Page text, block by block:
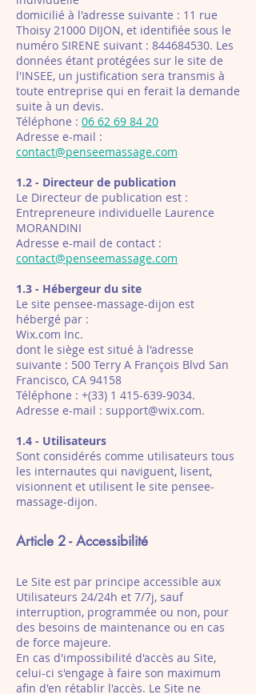
domicilié à l'adresse suivante : 11 rue
Thoisy 21000 DIJON, et identifiée sous le
numéro SIRENE suivant : 844684530. Les
données étant protégées sur le site de
l'INSEE, un justification sera transmis à
toute entreprise qui en ferait la demande
suite à un devis.
Téléphone : 06 62 69 84 20
Adresse e-mail :
contact@penseemassage.com
1.2 - Directeur de publication
Le Directeur de publication est :
Entrepreneure individuelle Laurence
MORANDINI
Adresse e-mail de contact :
contact@penseemassage.com
1.3 - Hébergeur du site
Le site pensee-massage-dijon est
hébergé par :
Wix.com Inc.
dont le siège est situé à l'adresse
suivante : 500 Terry A François Blvd San
Francisco, CA 94158
Téléphone : +(33) 1 415-639-9034.
Adresse e-mail : support@wix.com.
1.4 - Utilisateurs
Sont considérés comme utilisateurs tous
les internautes qui naviguent, lisent,
visionnent et utilisent le site pensee-
massage-dijon.
Article 2 - Accessibilité
Le Site est par principe accessible aux
Utilisateurs 24/24h et 7/7j, sauf
interruption, programmée ou non, pour
des besoins de maintenance ou en cas
de force majeure.
En cas d'impossibilité d'accès au Site,
celui-ci s'engage à faire son maximum
afin d'en rétablir l'accès. Le Site ne